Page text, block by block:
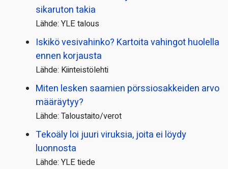
sikaruton takia
Lähde: YLE talous
Iskikö vesivahinko? Kartoita vahingot huolella
ennen korjausta
Lähde: Kiinteistölehti
Miten lesken saamien pörssi­osakkeiden arvo
määräytyy?
Lähde: Taloustaito/verot
Tekoäly loi juuri viruksia, joita ei löydy
luonnosta
Lähde: YLE tiede